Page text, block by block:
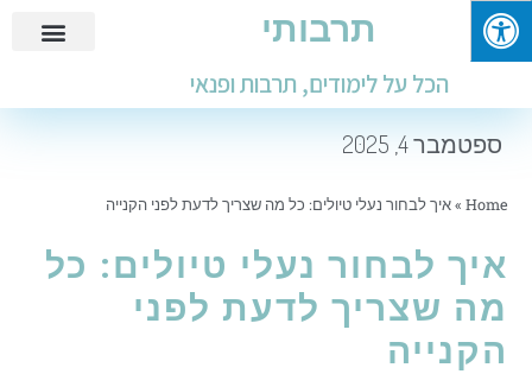
תרבותי
הכל על לימודים, תרבות ופנאי
ספטמבר 4, 2025
Home
»איך לבחור נעלי טיולים: כל מה שצריך לדעת לפני הקנייה
איך לבחור נעלי טיולים: כל
מה שצריך לדעת לפני
הקנייה